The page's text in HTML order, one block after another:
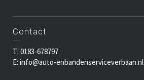
Contact
T: 0183-678797
E: info@auto-enbandenserviceverbaan.nl